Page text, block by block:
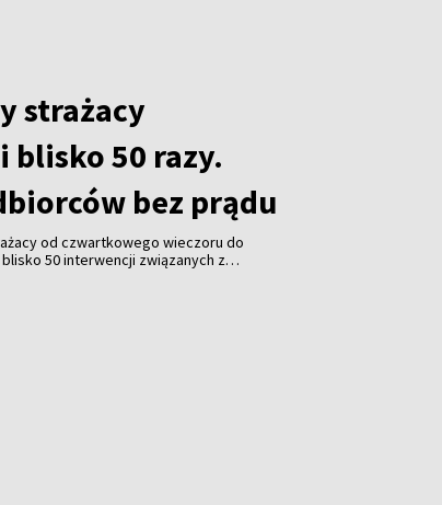
strażacy
50 razy.
bez prądu
od czwartkowego wieczoru do
50 interwencji związanych z